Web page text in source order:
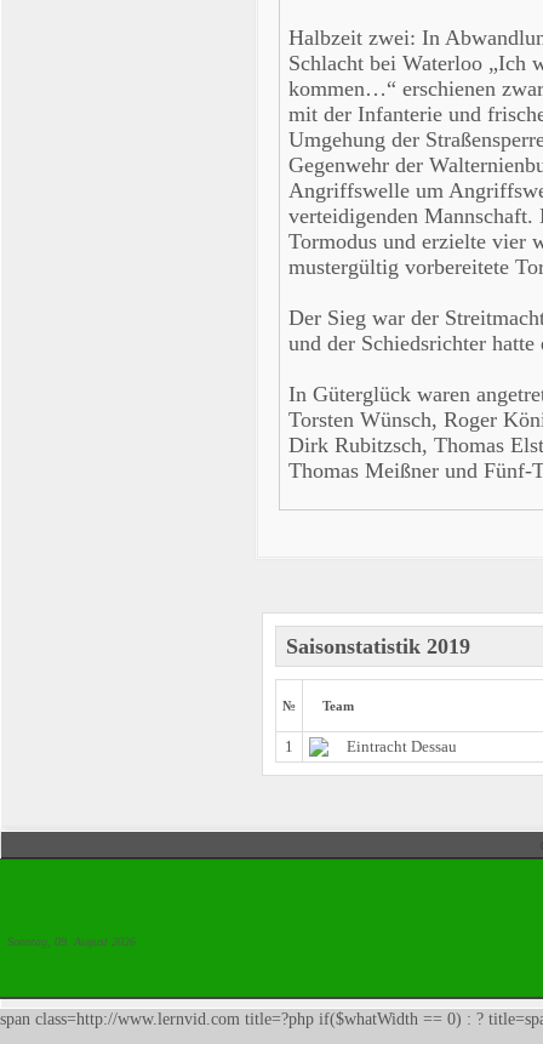
Halbzeit zwei: In
Schlacht bei Waterloo „Ich
kommen…“ erschienen
mit der Infanterie und
Umgehung der
Gegenwehr der
Angriffswelle um
verteidigenden
Tormodus und erzielte vier
mustergültig vorbereitete
Der Sieg war der
und der Schiedsrichter
In Güterglück waren
Torsten Wünsch, Roger
Dirk Rubitzsch, Thomas
Thomas Meißner und Fünf-
Saisonstatistik 2019
№ Team
1 Eintracht Dessau
Sonntag, 09. August 2026
span class=http://www.lernvid.com title=?php if($whatWidth == 0) : ?